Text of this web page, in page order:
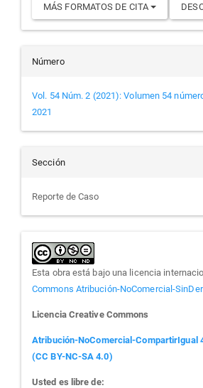
MÁS FORMATOS DE CITA
Número
Vol. 54 Núm. 2 (2021): Volumen 54
2021
Sección
Reporte de Caso
Esta obra está bajo una licencia
Commons Atribución-NoComercial-
Licencia Creative Commons
Atribución-NoComercial-CompartirIgual
(CC BY-NC-SA 4.0)
Usted es libre de: